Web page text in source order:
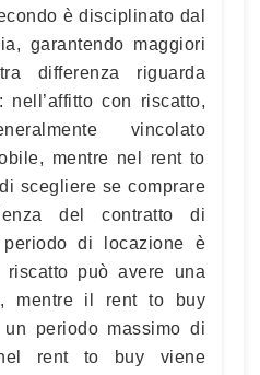
è disciplinato dal
garantendo maggiori
differenza riguarda
nell’affitto con riscatto,
vincolato
mentre nel rent to
scegliere se comprare
del contratto di
di locazione è
riscatto può avere una
mentre il rent to buy
un periodo massimo di
rent to buy viene